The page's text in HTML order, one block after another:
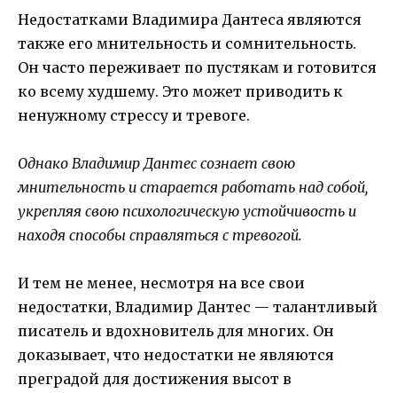
Недостатками Владимира Дантеса являются
также его мнительность и сомнительность.
Он часто переживает по пустякам и готовится
ко всему худшему. Это может приводить к
ненужному стрессу и тревоге.
Однако Владимир Дантес сознает свою
мнительность и старается работать над собой,
укрепляя свою психологическую устойчивость и
находя способы справляться с тревогой.
И тем не менее, несмотря на все свои
недостатки, Владимир Дантес — талантливый
писатель и вдохновитель для многих. Он
доказывает, что недостатки не являются
преградой для достижения высот в